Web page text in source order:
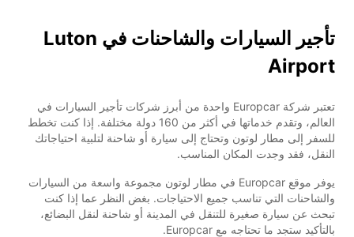
تأجير السيارات والشاحنات في Luton
Airport
تعتبر شركة Europcar واحدة من أبرز شركات تأجير السيارات في
العالم، وتقدم خدماتها في أكثر من 160 دولة مختلفة. إذا كنت تخطط
للسفر إلى مطار لوتون وتحتاج إلى سيارة أو شاحنة لتلبية احتياجاتك
النقل، فقد وجدت المكان المناسب.
يوفر موقع Europcar في مطار لوتون مجموعة واسعة من السيارات
والشاحنات التي تناسب جميع الاحتياجات. بغض النظر عما إذا كنت
تبحث عن سيارة صغيرة للتنقل في المدينة أو شاحنة لنقل البضائع،
بالتأكيد ستجد ما تحتاجه مع Europcar.